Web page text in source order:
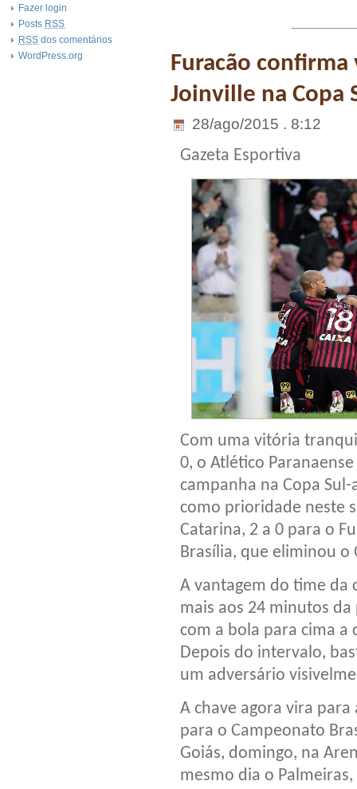
Fazer login
Posts RSS
RSS dos comentários
WordPress.org
Furacão
Joinville na Copa
28/ago/2015 . 8:12
Gazeta Esportiva
Com uma vitória
0, o Atlético
campanha na Copa
como prioridade neste
Catarina, 2 a 0 para o
Brasília, que eliminou o
A vantagem do time da
mais aos 24 minutos
com a bola para cima a
Depois do intervalo,
um adversário
A chave agora vira
para o Campeonato
Goiás, domingo, na
mesmo dia o